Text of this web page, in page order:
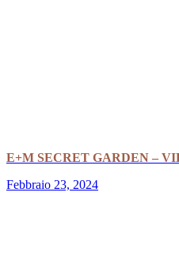
E+M SECRET GARDEN –
Febbraio 23, 2024